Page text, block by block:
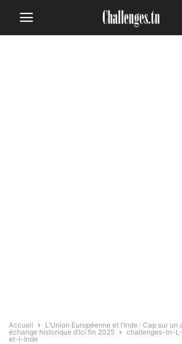
Accueil
L’Union Européenne et l’Inde : Cap sur
échange historique d’ici fin 2025
challenges-tn-
et-l-Inde